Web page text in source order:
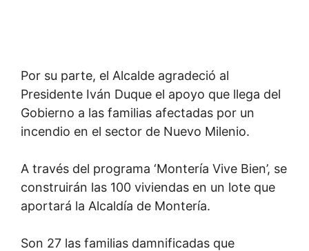
Por su parte, el Alcalde agradeció al
Presidente Iván Duque el apoyo que llega del
Gobierno a las familias afectadas por un
incendio en el sector de Nuevo Milenio.
A través del programa ‘Montería Vive Bien’, se
construirán las 100 viviendas en un lote que
aportará la Alcaldía de Montería.
Son 27 las familias damnificadas que